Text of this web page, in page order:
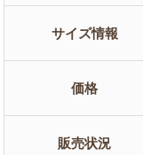
サイズ情報
価格
販売状況